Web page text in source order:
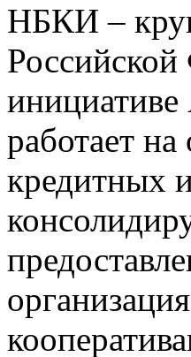
НБКИ –
работает
кредитных